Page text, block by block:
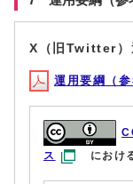
X（旧Twitter）
運用要綱（
ス
におけ